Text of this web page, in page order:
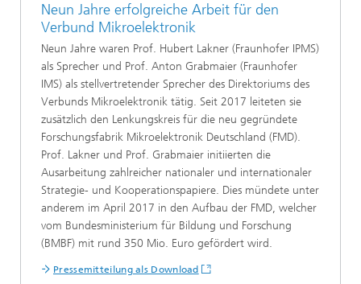
Neun Jahre erfolgreiche Arbeit für den
Verbund Mikroelektronik
Neun Jahre waren Prof. Hubert Lakner (Fraunhofer IPMS)
als Sprecher und Prof. Anton Grabmaier (Fraunhofer
IMS) als stellvertretender Sprecher des Direktoriums des
Verbunds Mikroelektronik tätig. Seit 2017 leiteten sie
zusätzlich den Lenkungskreis für die neu gegründete
Forschungsfabrik Mikroelektronik Deutschland (FMD).
Prof. Lakner und Prof. Grabmaier initiierten die
Ausarbeitung zahlreicher nationaler und internationaler
Strategie- und Kooperationspapiere. Dies mündete unter
anderem im April 2017 in den Aufbau der FMD, welcher
vom Bundesministerium für Bildung und Forschung
(BMBF) mit rund 350 Mio. Euro gefördert wird.
Pressemitteilung als Download